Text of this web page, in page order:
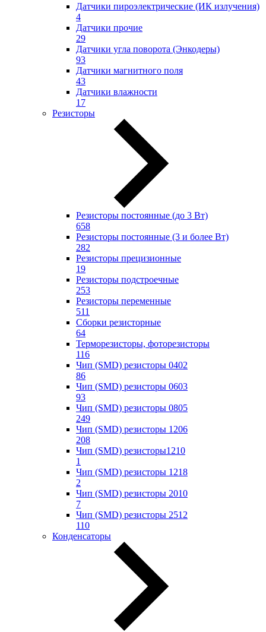
Датчики пироэлектрические (ИК излучения)
4
Датчики прочие
29
Датчики угла поворота (Энкодеры)
93
Датчики магнитного поля
43
Датчики влажности
17
Резисторы
Резисторы постоянные (до 3 Вт)
658
Резисторы постоянные (3 и более Вт)
282
Резисторы прецизионные
19
Резисторы подстроечные
253
Резисторы переменные
511
Сборки резисторные
64
Терморезисторы, фоторезисторы
116
Чип (SMD) резисторы 0402
86
Чип (SMD) резисторы 0603
93
Чип (SMD) резисторы 0805
249
Чип (SMD) резисторы 1206
208
Чип (SMD) резисторы1210
1
Чип (SMD) резисторы 1218
2
Чип (SMD) резисторы 2010
7
Чип (SMD) резисторы 2512
110
Конденсаторы